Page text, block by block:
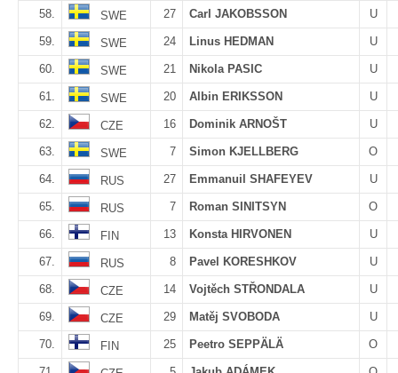
58. SWE 27 Carl JAKOBSSON U
59. SWE 24 Linus HEDMAN U
60. SWE 21 Nikola PASIC U
61. SWE 20 Albin ERIKSSON U
62. CZE 16 Dominik ARNOŠT U
63. SWE 7 Simon KJELLBERG O
64. RUS 27 Emmanuil SHAFEYEV U
65. RUS 7 Roman SINITSYN O
66. FIN 13 Konsta HIRVONEN U
67. RUS 8 Pavel KORESHKOV U
68. CZE 14 Vojtěch STŘONDALA U
69. CZE 29 Matěj SVOBODA U
70. FIN 25 Peetro SEPPÄLÄ O